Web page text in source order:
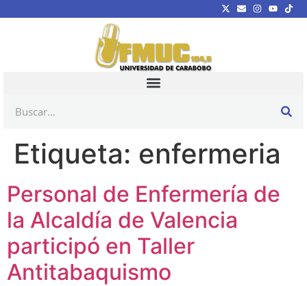
Etiqueta: enfermeria
Personal de Enfermería de
la Alcaldía de Valencia
participó en Taller
Antitabaquismo